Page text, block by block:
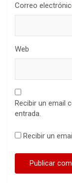
Correo
Web
Recibir un email
entrada.
Recibir un